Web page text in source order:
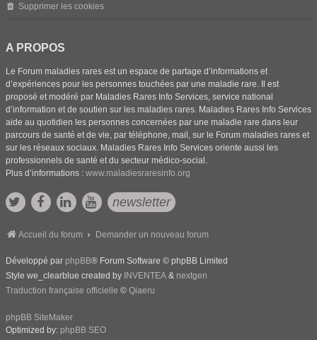
Supprimer les cookies
A PROPOS
Le Forum maladies rares est un espace de partage d’informations et
d’expériences pour les personnes touchées par une maladie rare. Il est
proposé et modéré par Maladies Rares Info Services, service national
d’information et de soutien sur les maladies rares. Maladies Rares Info Services
aide au quotidien les personnes concernées par une maladie rare dans leur
parcours de santé et de vie, par téléphone, mail, sur le Forum maladies rares et
sur les réseaux sociaux. Maladies Rares Info Services oriente aussi les
professionnels de santé et du secteur médico-social.
Plus d’informations : www.maladiesraresinfo.org
newsletter
Accueil du forum Demander un nouveau forum
Développé par phpBB® Forum Software © phpBB Limited
Style we_clearblue created by INVENTEA & nextgen
Traduction française officielle © Qiaeru
phpBB SiteMaker
Optimized by: phpBB SEO